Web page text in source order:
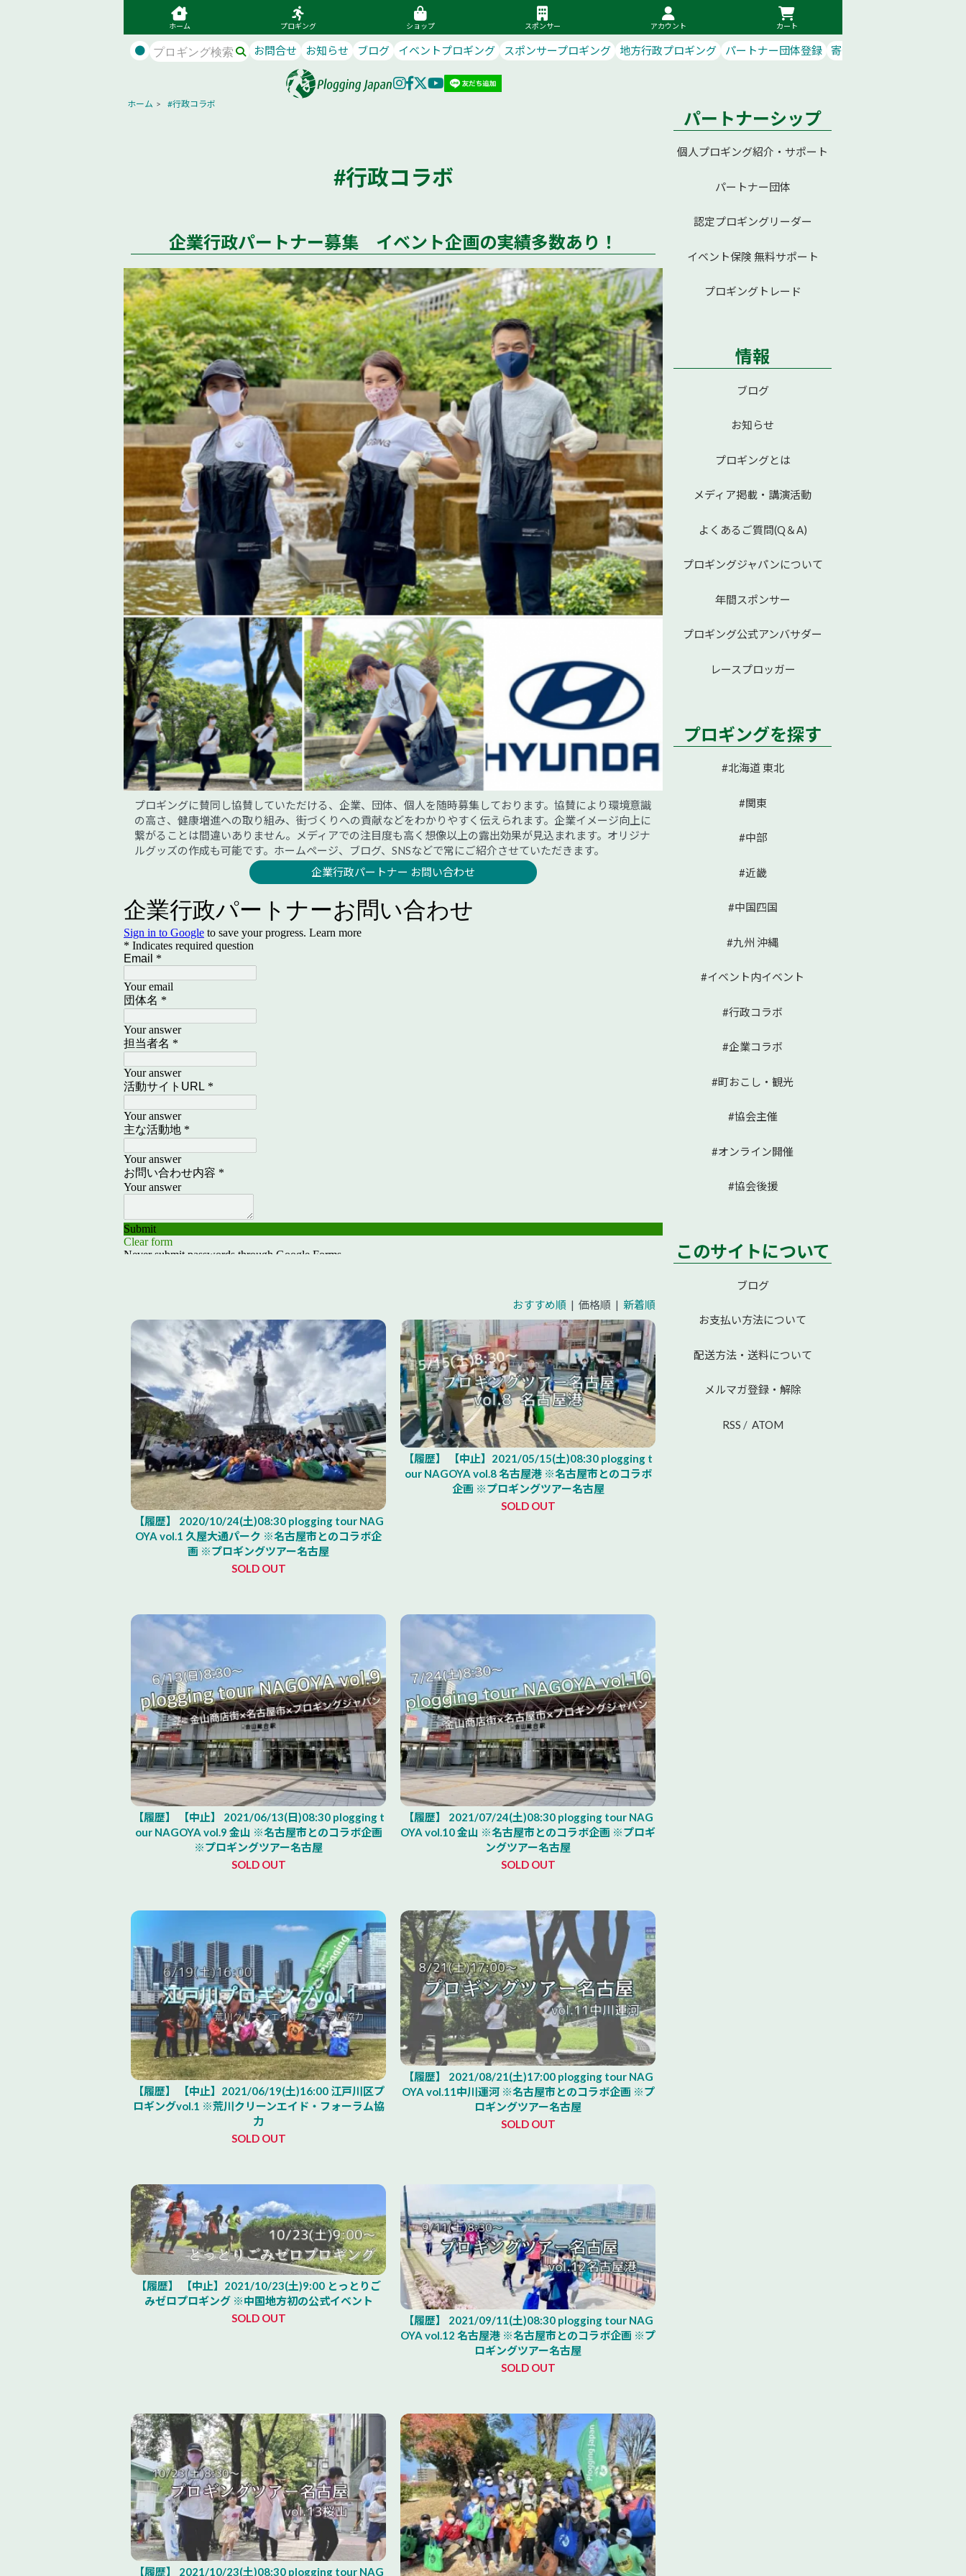
ホーム プロギング ショップ スポンサー アカウント カート
● お問合せ お知らせ ブログ イベントプロギング スポンサープロギング 地方行政プロギング パートナー団体登録 寄付で応援
ホーム > #行政コラボ
#行政コラボ
企業行政パートナー募集 イベント企画の実績多数あり！
プロギングに賛同し協賛していただける、企業、団体、個人を随時募集しております。協賛により環境意識
の高さ、健康増進への取り組み、街づくりへの貢献などをわかりやすく伝えられます。企業イメージ向上に
繋がることは間違いありません。メディアでの注目度も高く想像以上の露出効果が見込まれます。オリジナ
ルグッズの作成も可能です。ホームページ、ブログ、SNSなどで常にご紹介させていただきます。
企業行政パートナー お問い合わせ
おすすめ順 | 価格順 | 新着順
【履歴】 2020/10/24(土)08:30 plogging tour NAG
OYA vol.1 久屋大通パーク ※名古屋市とのコラボ企
画 ※プロギングツアー名古屋
SOLD OUT
【履歴】 【中止】2021/05/15(土)08:30 plogging t
our NAGOYA vol.8 名古屋港 ※名古屋市とのコラボ
企画 ※プロギングツアー名古屋
SOLD OUT
【履歴】 【中止】 2021/06/13(日)08:30 plogging t
our NAGOYA vol.9 金山 ※名古屋市とのコラボ企画
※プロギングツアー名古屋
SOLD OUT
【履歴】 2021/07/24(土)08:30 plogging tour NAG
OYA vol.10 金山 ※名古屋市とのコラボ企画 ※プロギ
ングツアー名古屋
SOLD OUT
【履歴】 【中止】2021/06/19(土)16:00 江戸川区プ
ロギングvol.1 ※荒川クリーンエイド・フォーラム協
力
SOLD OUT
【履歴】 2021/08/21(土)17:00 plogging tour NAG
OYA vol.11中川運河 ※名古屋市とのコラボ企画 ※プ
ロギングツアー名古屋
SOLD OUT
【履歴】 【中止】2021/10/23(土)9:00 とっとりご
みゼロプロギング ※中国地方初の公式イベント
SOLD OUT
【履歴】 2021/09/11(土)08:30 plogging tour NAG
OYA vol.12 名古屋港 ※名古屋市とのコラボ企画 ※プ
ロギングツアー名古屋
SOLD OUT
【履歴】 2021/10/23(土)08:30 plogging tour NAG
パートナーシップ
個人プロギング紹介・サポート
パートナー団体
認定プロギングリーダー
イベント保険 無料サポート
プロギングトレード
情報
ブログ
お知らせ
プロギングとは
メディア掲載・講演活動
よくあるご質問(Q＆A)
プロギングジャパンについて
年間スポンサー
プロギング公式アンバサダー
レースプロッガー
プロギングを探す
#北海道 東北
#関東
#中部
#近畿
#中国四国
#九州 沖縄
#イベント内イベント
#行政コラボ
#企業コラボ
#町おこし・観光
#協会主催
#オンライン開催
#協会後援
このサイトについて
ブログ
お支払い方法について
配送方法・送料について
メルマガ登録・解除
RSS / ATOM